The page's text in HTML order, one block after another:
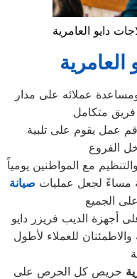
دايو العامرية
عملائه على مدار
متكامل
عمل يقوم على تلبية
مع المواطنين يومياً
مساءً لجعل عمليات صيانة
أجهزة الديب فريزر دايو
والاطمئنان للعملاء لأطول
حريص كل الحرص على